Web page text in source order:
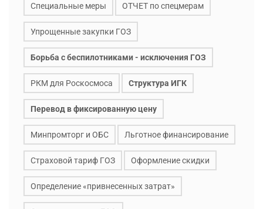
Специальные меры ОТЧЕТ по спецмерам
Упрощенные закупки ГОЗ
Борьба с беспилотниками - исключения ГОЗ
РКМ для Роскосмоса Структура ИГК
Перевод в фиксированную цену
Минпромторг и ОБС Льготное финансирование
Страховой тариф ГОЗ Оформление скидки
Определение «привнесенных затрат»